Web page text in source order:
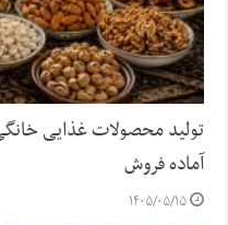
تولید محصولات غذایی
آماده فروش
۱۴۰۵/۰۵/۱۵